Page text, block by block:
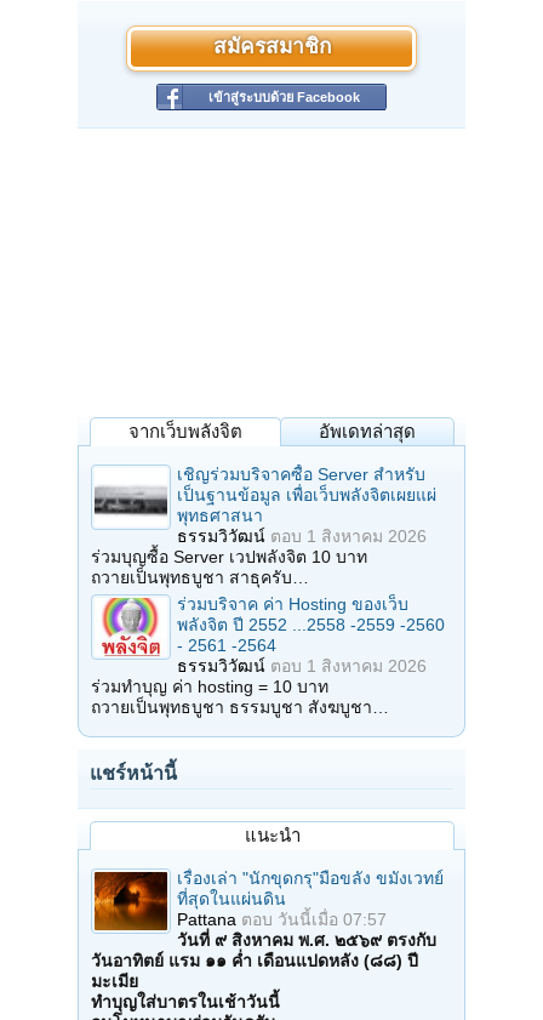
สมัครสมาชิก
เข้าสู่ระบบด้วย Facebook
จากเว็บพลังจิต อัพเดทล่าสุด
เชิญร่วมบริจาคซื้อ Server สำหรับ
เป็นฐานข้อมูล เพื่อเว็บพลังจิตเผยแผ่
พุทธศาสนา
ธรรมวิวัฒน์ ตอบ 1 สิงหาคม 2026
ร่วมบุญซื้อ Server เวปพลังจิต 10 บาท
ถวายเป็นพุทธบูชา สาธุครับ…
ร่วมบริจาค ค่า Hosting ของเว็บ
พลังจิต ปี 2552 ...2558 -2559 -2560
- 2561 -2564
ธรรมวิวัฒน์ ตอบ 1 สิงหาคม 2026
ร่วมทำบุญ ค่า hosting = 10 บาท
ถวายเป็นพุทธบูชา ธรรมบูชา สังฆบูชา…
แชร์หน้านี้
แนะนำ
เรื่องเล่า "นักขุดกรุ"มือขลัง ขมังเวทย์
ที่สุดในแผ่นดิน
Pattana ตอบ วันนี้เมื่อ 07:57
วันที่ ๙ สิงหาคม พ.ศ. ๒๕๖๙ ตรงกับ
วันอาทิตย์ แรม ๑๑ ค่ำ เดือนแปดหลัง (๘๘) ปี
มะเมีย
ทำบุญใส่บาตรในเช้าวันนี้